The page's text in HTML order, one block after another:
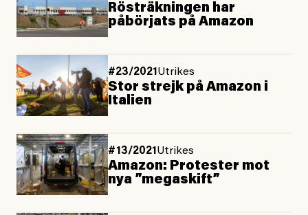
Rösträkningen har
påbörjats på Amazon
#23/2021 Utrikes
Stor strejk på Amazon i
Italien
#13/2021 Utrikes
Amazon: Protester mot
nya ”megaskift”